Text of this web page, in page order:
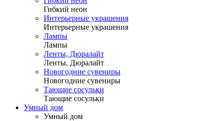
Гибкий неон
Интерьерные украшения
Интерьерные украшения
Лампы
Лампы
Ленты, Дюралайт
Ленты, Дюралайт
Новогодние сувениры
Новогодние сувениры
Тающие сосульки
Тающие сосульки
Умный дом
Умный дом